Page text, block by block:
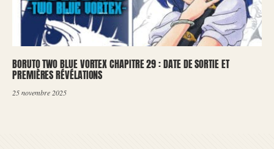
BORUTO TWO BLUE VORTEX CHAPITRE 29 : DATE DE SORTIE ET
PREMIÈRES RÉVÉLATIONS
25 novembre 2025